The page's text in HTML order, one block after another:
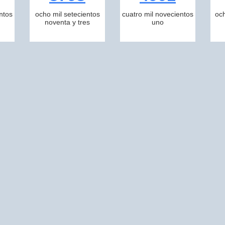
ocho mil setecientos
noventa y tres
cuatro mil novecientos
uno